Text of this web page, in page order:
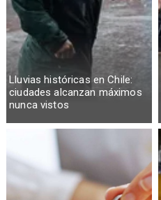
Lluvias históricas en Chile:
ciudades alcanzan máximos
nunca vistos